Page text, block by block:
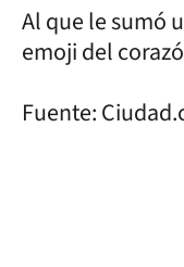
Al que le sumó
emoji del
Fuente: